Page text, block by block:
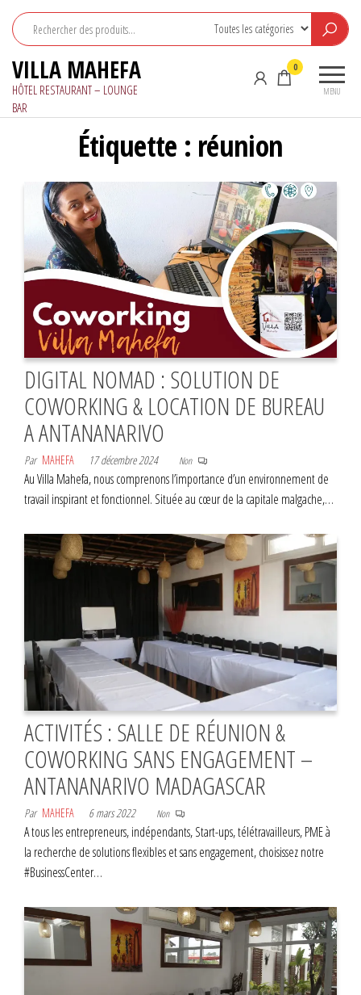
contenu
VILLA MAHEFA
HÔTEL RESTAURANT – LOUNGE
BAR
MENU
0
Étiquette : réunion
DIGITAL NOMAD : SOLUTION DE
COWORKING & LOCATION DE BUREAU
A ANTANANARIVO
Par MAHEFA 17 décembre 2024 Non
Au Villa Mahefa, nous comprenons l’importance d’un environnement de
travail inspirant et fonctionnel. Située au cœur de la capitale malgache,…
ACTIVITÉS : SALLE DE RÉUNION &
COWORKING SANS ENGAGEMENT –
ANTANANARIVO MADAGASCAR
Par MAHEFA 6 mars 2022 Non
A tous les entrepreneurs, indépendants, Start-ups, télétravailleurs, PME à
la recherche de solutions flexibles et sans engagement, choisissez notre
#BusinessCenter…